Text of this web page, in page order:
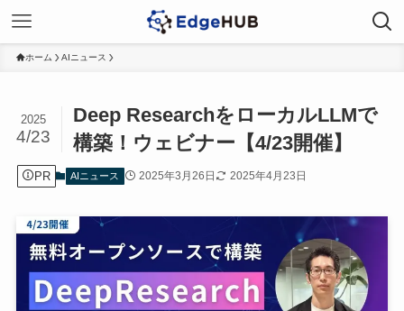
ホーム AIニュース
Deep ResearchをローカルLLMで
構築！ウェビナー【4/23開催】
2025
4/23
PR AIニュース 2025年3月26日 2025年4月23日